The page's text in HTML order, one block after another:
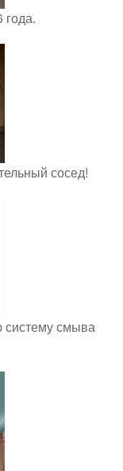
сосед!
систему смыва